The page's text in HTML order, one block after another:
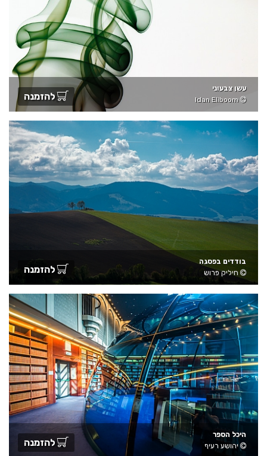
עשן צבעוני
Idan Eliboom
להזמנה
בודדים בפסגה
חיליק פרוש
להזמנה
היכל הספר
יהושע רעיף
להזמנה